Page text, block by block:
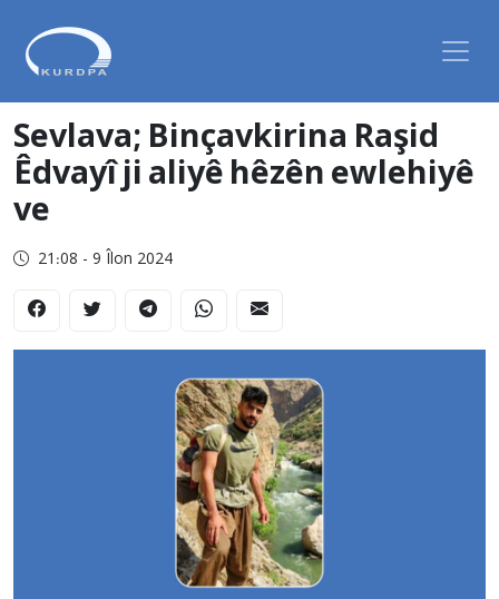
Sevlava; Binçavkirina Raşid
Êdvayî ji aliyê hêzên ewlehiyê
ve
21:08 - 9 Îlon 2024